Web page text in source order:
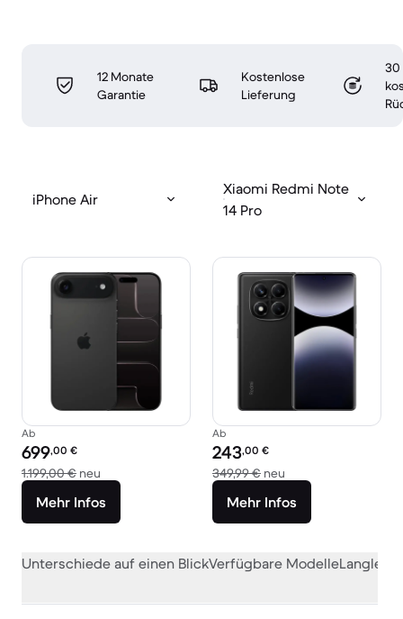
12 Monate
Garantie
Kostenlose
Lieferung
30
iPhone Air
Xiaomi Redmi Note
14 Pro
Ab
Preis des erneuerten Produkts:
699,00 €
1.199,00 € neu Im Vergleich zum Neupreis von 1.199,00 €
Mehr Infos
Ab
Preis des erneuerten Produkts:
243,00 €
349,99 € neu
Mehr Infos
Unterschiede auf einen BlickVerfügbare Modelle